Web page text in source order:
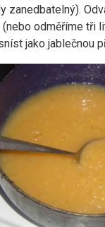
zanedbatelný).
odměříme tři
jako jablečnou